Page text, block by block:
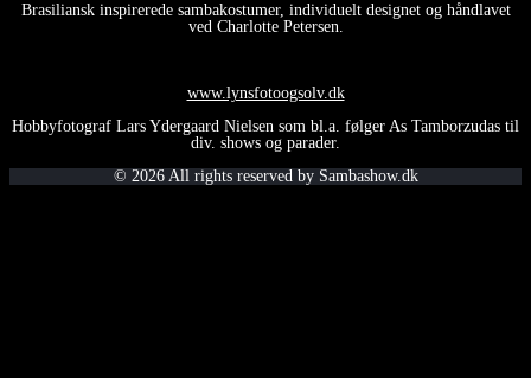
Brasiliansk inspirerede sambakostumer, individuelt designet og håndlavet
ved Charlotte Petersen.
www.lynsfotoogsolv.dk
Hobbyfotograf Lars Ydergaard Nielsen som bl.a. følger As Tamborzudas til
div. shows og parader.
© 2026 All rights reserved by Sambashow.dk